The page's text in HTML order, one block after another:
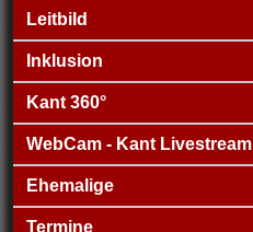
Leitbild
Inklusion
Kant 360°
WebCam - Kant Livestream
Ehemalige
Termine